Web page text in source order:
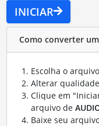
INICIAR
Como converter
Escolha o arquivo
Alterar
Clique em
arquivo de
Baixe seu